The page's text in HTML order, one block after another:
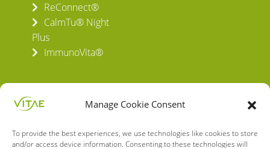
Manage Cookie Consent
To provide the best experiences, we use technologies like cookies to store
and/or access device information. Consenting to these technologies will
ReConnect®
CalmTu® Night
Plus
ImmunoVita®
VITAE HEALTH INNOVATION S.L.